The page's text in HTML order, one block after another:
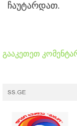
ჩაუტარდათ.
გააკეთეთ
SS.GE